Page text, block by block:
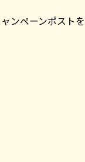
ンペーンポスト